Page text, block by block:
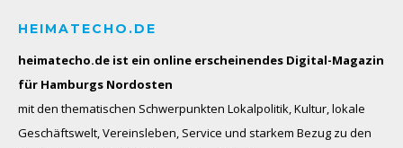
HEIMATECHO.DE
heimatecho.de ist ein online erscheinendes Digital-Magazin
für Hamburgs Nordosten
mit den thematischen Schwerpunkten Lokalpolitik, Kultur, lokale
Geschäftswelt, Vereinsleben, Service und starkem Bezug zu den